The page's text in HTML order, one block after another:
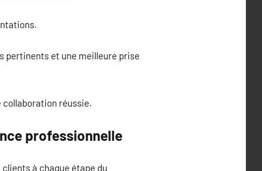
pertinents et une meilleure prise
réussie.
professionnelle
à chaque étape du